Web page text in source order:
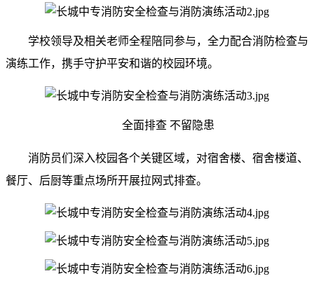
学校领导及相关老师全程陪同参与，全力配合消防检查与
演练工作，携手守护平安和谐的校园环境。
全面排查 不留隐患
消防员们深入校园各个关键区域，对宿舍楼、宿舍楼道、
餐厅、后厨等重点场所开展拉网式排查。